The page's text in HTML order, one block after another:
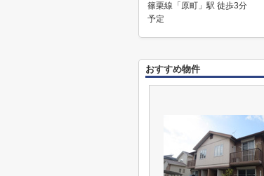
篠栗線「原町」駅 徒歩3分
予定
おすすめ物件